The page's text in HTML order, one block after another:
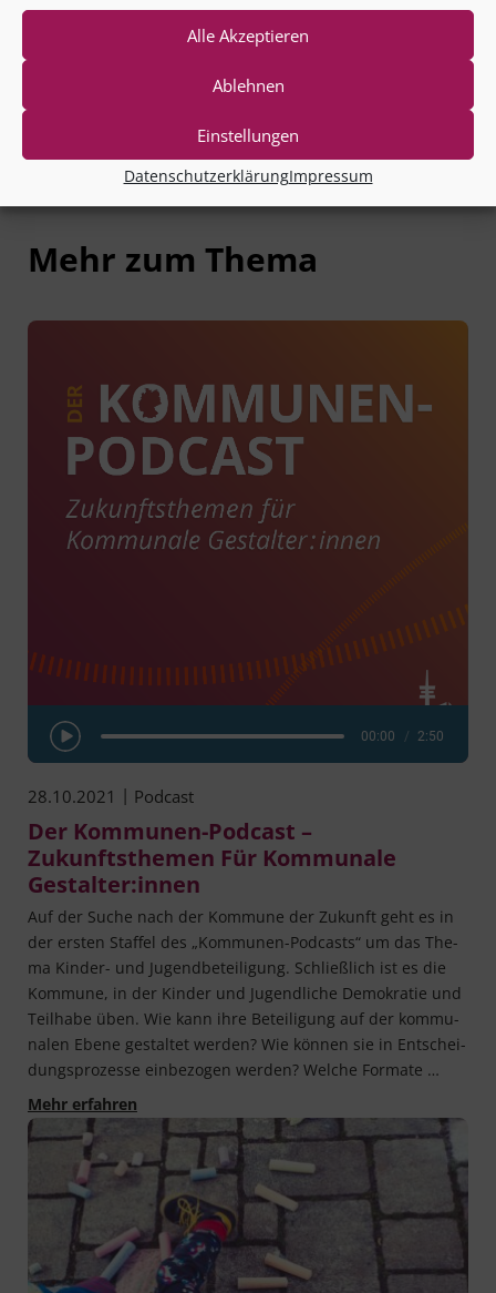
Alle Akzeptieren
Ablehnen
Einstellungen
DatenschutzerklärungImpressum
Mehr zum Thema
Play Episode 00:00 / 2:50
28.10.2021 | Podcast
Der Kommunen-Podcast –
Zukunftsthemen Für Kommunale
Gestalter:innen
Auf der Suche nach der Kom­mu­ne der Zukunft geht es in
der ers­ten Staf­fel des „Kom­­mu­­nen-Pod­­casts“ um das The­
ma Kin­­der- und Jugend­be­tei­li­gung. Schließ­lich ist es die
Kom­mu­ne, in der Kin­der und Jugend­li­che Demo­kra­tie und
Teil­ha­be üben. Wie kann ihre Betei­li­gung auf der kom­mu­
na­len Ebe­ne gestal­tet wer­den? Wie kön­nen sie in Ent­schei­
dungs­pro­zes­se ein­be­zo­gen wer­den? Wel­che Formate …
Mehr erfahrenDer Kommunen-Podcast – Zukunftsthemen